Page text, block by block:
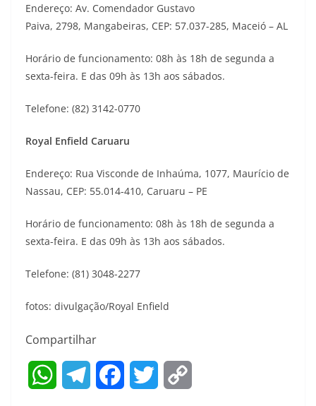
Endereço: Av. Comendador Gustavo
Paiva, 2798, Mangabeiras, CEP: 57.037-285, Maceió – AL
Horário de funcionamento: 08h às 18h de segunda a
sexta-feira. E das 09h às 13h aos sábados.
Telefone: (82) 3142-0770
Royal Enfield Caruaru
Endereço: Rua Visconde de Inhaúma, 1077, Maurício de
Nassau, CEP: 55.014-410, Caruaru – PE
Horário de funcionamento: 08h às 18h de segunda a
sexta-feira. E das 09h às 13h aos sábados.
Telefone: (81) 3048-2277
fotos: divulgação/Royal Enfield
Compartilhar
W